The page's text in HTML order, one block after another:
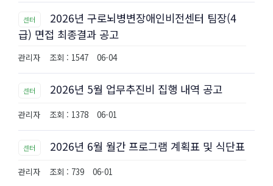
센터
2026년 구로뇌병변장애인비전센터 팀장(4
급) 면접 최종결과 공고
관리자 조회 : 1547 06-04
센터 2026년 5월 업무추진비 집행 내역 공고
관리자 조회 : 1378 06-01
센터 2026년 6월 월간 프로그램 계획표 및 식단표
관리자 조회 : 739 06-01